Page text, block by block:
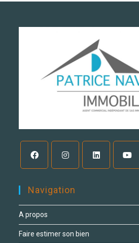
Navigation
A propos
Faire estimer son bien